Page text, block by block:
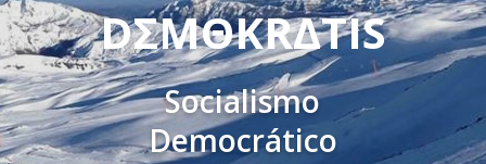
DΣMΘKRΔTIS
Socialismo
Democrático